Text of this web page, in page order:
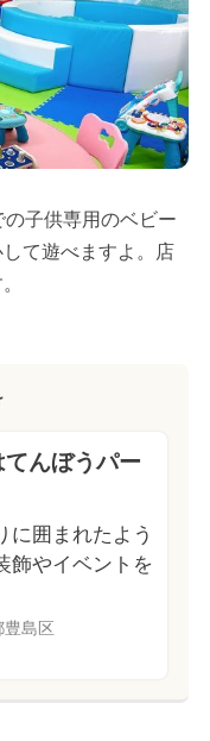
子供専用のベビー
て遊べますよ。店
てんぼうパー
に囲まれたよう
飾やイベントを
豊島区